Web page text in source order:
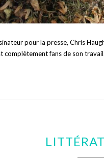
pour la presse, Chris
complètement fans de son